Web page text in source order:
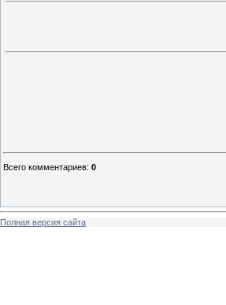
Всего комментариев: 0
Полная версия сайта